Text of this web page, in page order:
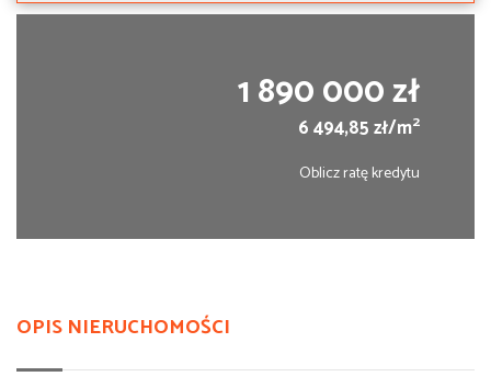
1 890 000 zł
6 494,85 zł/m2
Oblicz ratę kredytu
OPIS NIERUCHOMOŚCI